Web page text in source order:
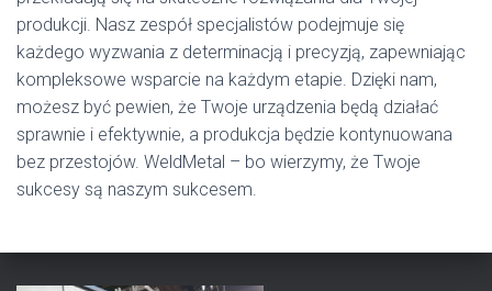
produkcji. Nasz zespół specjalistów podejmuje się
każdego wyzwania z determinacją i precyzją, zapewniając
kompleksowe wsparcie na każdym etapie. Dzięki nam,
możesz być pewien, że Twoje urządzenia będą działać
sprawnie i efektywnie, a produkcja będzie kontynuowana
bez przestojów. WeldMetal – bo wierzymy, że Twoje
sukcesy są naszym sukcesem.